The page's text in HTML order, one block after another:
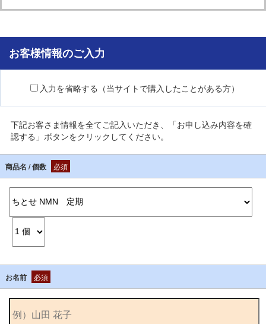
お客様情報のご入力
入力を省略する（当サイトで購入したことがある方）
下記お客さま情報を全てご記入いただき、「お申し込み内容を確
認する」ボタンをクリックしてください。
商品名 / 個数 必須
お名前 必須